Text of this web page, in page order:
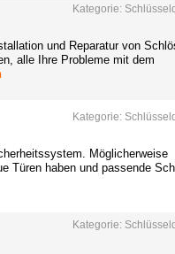
Kategorie:
und Reparatur von
alle Ihre Probleme mit dem
Kategorie:
Möglicherweise
Türen haben und passende
Kategorie: